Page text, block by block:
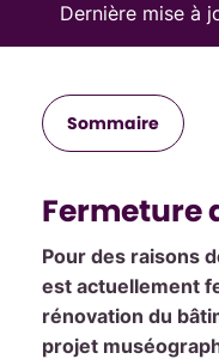
Dernière mise à
Sommaire
Fermeture
Pour des raisons
est actuellement
rénovation du
projet